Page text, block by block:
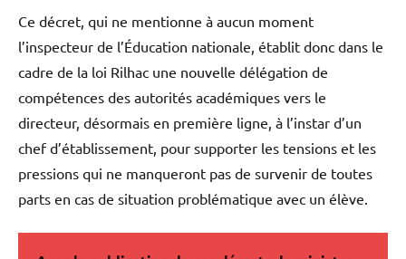
Ce décret, qui ne mentionne à aucun moment
l’inspecteur de l’Éducation nationale, établit donc dans le
cadre de la loi Rilhac une nouvelle délégation de
compétences des autorités académiques vers le
directeur, désormais en première ligne, à l’instar d’un
chef d’établissement, pour supporter les tensions et les
pressions qui ne manqueront pas de survenir de toutes
parts en cas de situation problématique avec un élève.